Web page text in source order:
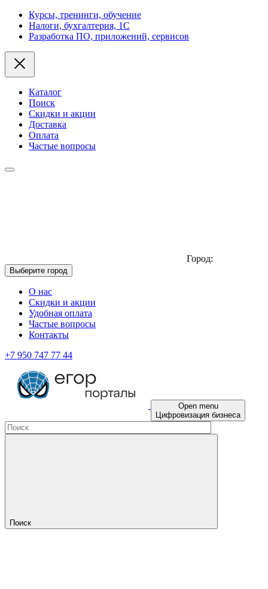
Курсы, тренинги, обучение
Налоги, бухгалтерия, 1С
Разработка ПО, приложений, сервисов
Каталог
Поиск
Скидки и акции
Доставка
Оплата
Частые вопросы
Город:
Выберите город
О нас
Скидки и акции
Удобная оплата
Частые вопросы
Контакты
+7 950 747 77 44
Open menu
Цифровизация бизнеса
Поиск